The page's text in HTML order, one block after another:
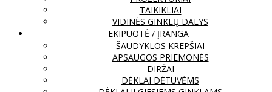
TAIKIKLIAI
VIDINĖS GINKLŲ DALYS
EKIPUOTĖ / ĮRANGA
ŠAUDYKLOS KREPŠIAI
APSAUGOS PRIEMONĖS
DIRŽAI
DĖKLAI DĖTUVĖMS